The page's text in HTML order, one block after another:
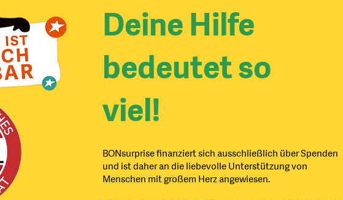
Deine Hilfe
bedeutet so
viel!
BONsurprise finanziert sich ausschließlich über Spenden
und ist daher an die liebevolle Unterstützung von
Menschen mit großem Herz angewiesen.